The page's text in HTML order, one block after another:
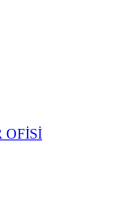
OFİSİ